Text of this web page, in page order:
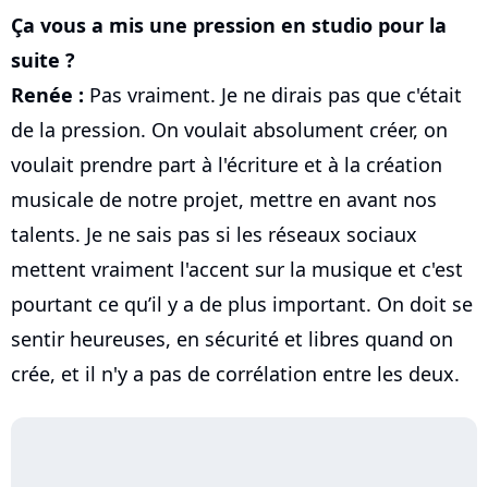
Ça vous a mis une pression en studio pour la
suite ?
Renée : Pas vraiment. Je ne dirais pas que c'était
de la pression. On voulait absolument créer, on
voulait prendre part à l'écriture et à la création
musicale de notre projet, mettre en avant nos
talents. Je ne sais pas si les réseaux sociaux
mettent vraiment l'accent sur la musique et c'est
pourtant ce qu’il y a de plus important. On doit se
sentir heureuses, en sécurité et libres quand on
crée, et il n'y a pas de corrélation entre les deux.